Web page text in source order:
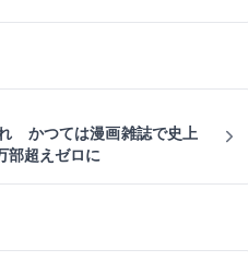
かつては漫画雑誌で史上
超えゼロに